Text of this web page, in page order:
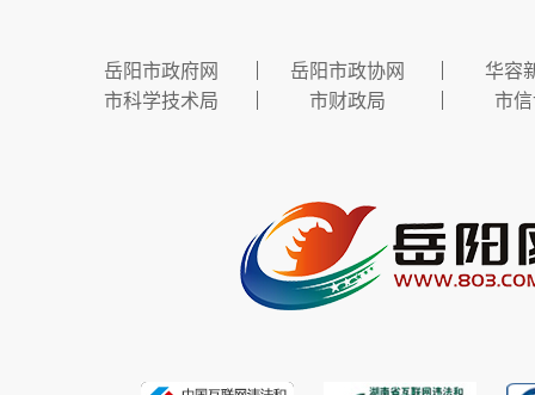
岳阳市政府网 岳阳市政协网
华容
市科学技术局
市财政局 市